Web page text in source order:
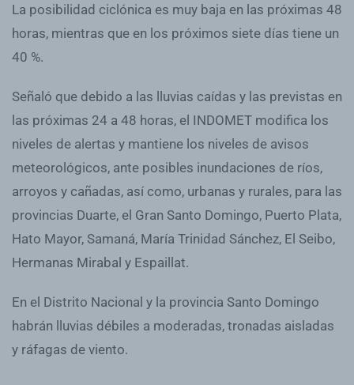
La posibilidad ciclónica es muy baja en las próximas 48
horas, mientras que en los próximos siete días tiene un
40 %.
Señaló que debido a las lluvias caídas y las previstas en
las próximas 24 a 48 horas, el INDOMET modifica los
niveles de alertas y mantiene los niveles de avisos
meteorológicos, ante posibles inundaciones de ríos,
arroyos y cañadas, así como, urbanas y rurales, para las
provincias Duarte, el Gran Santo Domingo, Puerto Plata,
Hato Mayor, Samaná, María Trinidad Sánchez, El Seibo,
Hermanas Mirabal y Espaillat.
En el Distrito Nacional y la provincia Santo Domingo
habrán lluvias débiles a moderadas, tronadas aisladas
y ráfagas de viento.